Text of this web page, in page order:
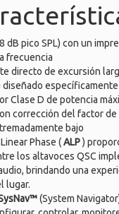
dB pico SPL) con un
frecuencia
directo de excursión
diseñado específicamente
Clase D de potencia
corrección del factor
bajo
Phase (ALP)
los altavoces QSC
brindando una
lugar.
(System